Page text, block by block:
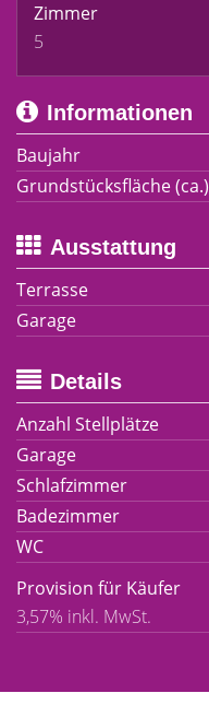
Zimmer
5
Informationen
Baujahr
Grundstücksfläche (ca.)
Ausstattung
Terrasse
Garage
Details
Anzahl Stellplätze
Garage
Schlafzimmer
Badezimmer
WC
Provision für Käufer
3,57% inkl. MwSt.